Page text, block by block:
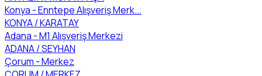
Konya - Enntepe Alışveriş Merk...
KONYA / KARATAY
Adana - M1 Alışveriş Merkezi
ADANA / SEYHAN
Çorum - Merkez